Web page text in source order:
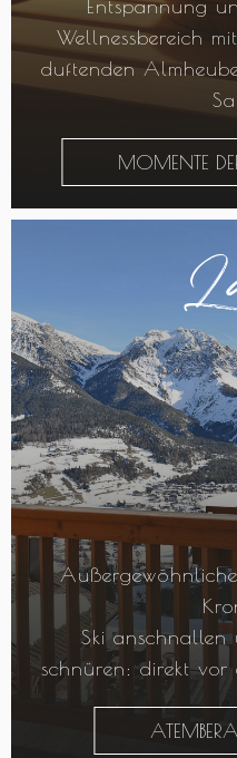
Entspannung
Wellnessbereich
duftenden
MOMENTE
Ski anschnallen
schnüren: direkt vor